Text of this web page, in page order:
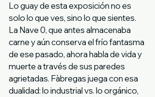
Lo guay de esta exposición no es
solo lo que ves, sino lo que sientes.
La Nave 0, que antes almacenaba
carne y aún conserva el frío fantasma
de ese pasado, ahora habla de vida y
muerte a través de sus paredes
agrietadas. Fàbregas juega con esa
dualidad: lo industrial vs. lo orgánico,